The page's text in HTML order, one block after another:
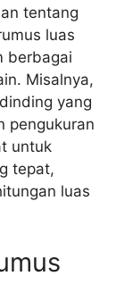
tentang
luas
berbagai
Misalnya,
yang
pengukuran
untuk
tepat,
luas